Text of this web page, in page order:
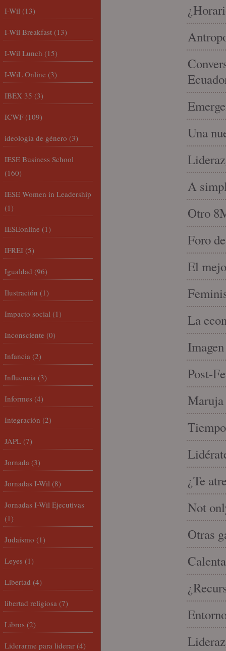
Una
A
Otro
Foro
El
La
Post-
Maruja
¿Te
Not
Otras
I-Wil (13)
I-Wil Breakfast (13)
I-Wil Lunch (15)
I-WiL Online (3)
IBEX 35 (3)
ICWF (109)
ideología de género (3)
IESE Business School
(160)
IESE Women in Leadership
(1)
IESEonline (1)
IFREI (5)
Igualdad (96)
Ilustración (1)
Impacto social (1)
Inconsciente (0)
Infancia (2)
Influencia (3)
Informes (4)
Integración (2)
JAPL (7)
Jornada (3)
Jornadas I-Wil (8)
Jornadas I-Wil Ejecutivas
(1)
Judaísmo (1)
Leyes (1)
Libertad (4)
libertad religiosa (7)
Libros (2)
Liderarme para liderar (4)